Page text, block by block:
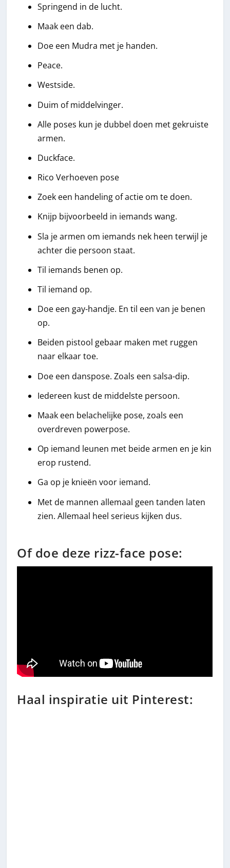
Springend in de lucht.
Maak een dab.
Doe een Mudra met je handen.
Peace.
Westside.
Duim of middelvinger.
Alle poses kun je dubbel doen met gekruiste
armen.
Duckface.
Rico Verhoeven pose
Zoek een handeling of actie om te doen.
Knijp bijvoorbeeld in iemands wang.
Sla je armen om iemands nek heen terwijl je
achter die persoon staat.
Til iemands benen op.
Til iemand op.
Doe een gay-handje. En til een van je benen
op.
Beiden pistool gebaar maken met ruggen
naar elkaar toe.
Doe een danspose. Zoals een salsa-dip.
Iedereen kust de middelste persoon.
Maak een belachelijke pose, zoals een
overdreven powerpose.
Op iemand leunen met beide armen en je kin
erop rustend.
Ga op je knieën voor iemand.
Met de mannen allemaal geen tanden laten
zien. Allemaal heel serieus kijken dus.
Of doe deze rizz-face pose:
Haal inspiratie uit Pinterest: